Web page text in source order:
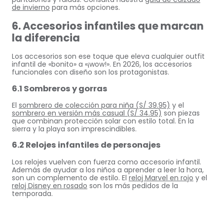
de invierno para más opciones.
6. Accesorios infantiles que marcan
la diferencia
Los accesorios son ese toque que eleva cualquier outfit
infantil de «bonito» a «¡wow!». En 2026, los accesorios
funcionales con diseño son los protagonistas.
6.1 Sombreros y gorras
El sombrero de colección para niña (S/ 39.95) y el
sombrero en versión más casual (S/ 34.95) son piezas
que combinan protección solar con estilo total. En la
sierra y la playa son imprescindibles.
6.2 Relojes infantiles de personajes
Los relojes vuelven con fuerza como accesorio infantil.
Además de ayudar a los niños a aprender a leer la hora,
son un complemento de estilo. Elreloj Marvel en rojo y el
reloj Disney en rosado son los más pedidos de la
temporada.